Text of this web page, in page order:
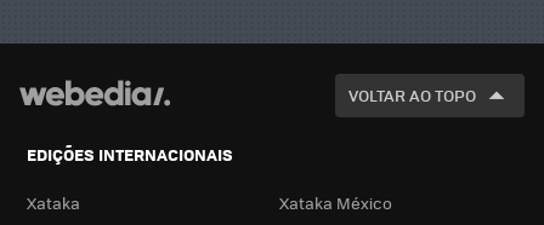
VOLTAR AO TOPO
EDIÇÕES INTERNACIONAIS
Xataka Xataka México